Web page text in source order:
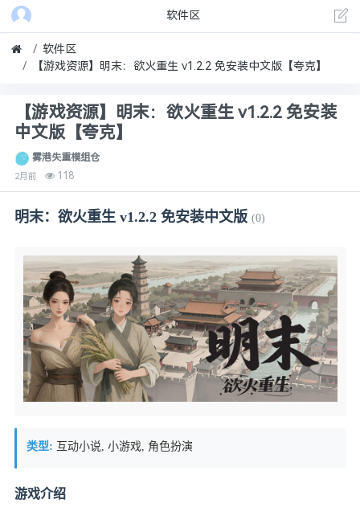
软件区
软件区
【游戏资源】明末：欲火重生 v1.2.2 免安装中文版【夸克】
【游戏资源】明末：欲火重生 v1.2.2 免安装
中文版【夸克】
雾港失重模组仓
2月前 118
明末：欲火重生 v1.2.2 免安装中文版 (0)
类型: 互动小说, 小游戏, 角色扮演
游戏介绍